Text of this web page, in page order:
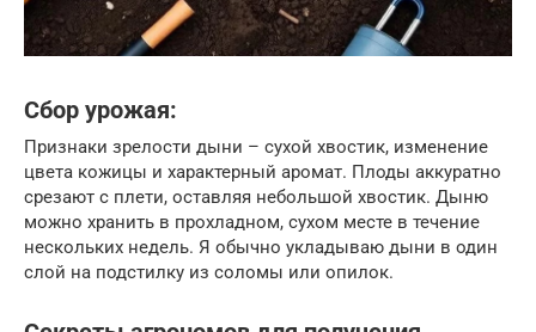
Сбор урожая:
Признаки зрелости дыни – сухой хвостик, изменение
цвета кожицы и характерный аромат. Плоды аккуратно
срезают с плети, оставляя небольшой хвостик. Дыню
можно хранить в прохладном, сухом месте в течение
нескольких недель. Я обычно укладываю дыни в один
слой на подстилку из соломы или опилок.